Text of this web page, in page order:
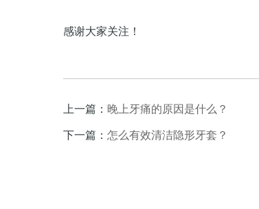
感谢大家关注！
上一篇： 晚上牙痛的原因是什么？
下一篇： 怎么有效清洁隐形牙套？